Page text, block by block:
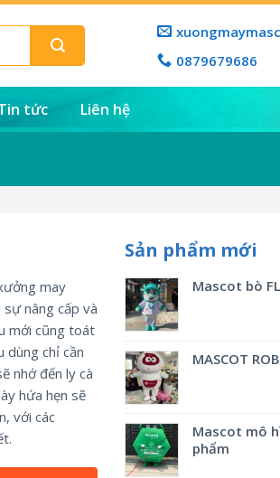
0879679686
tức Liên hệ
Sản phẩm mới
Mascot bò
MASCOT
Mascot mô
phẩm
may
nâng cấp và
mới cũng toát
dùng chỉ cần
nhớ đến ly cà
hứa hẹn sẽ
với các